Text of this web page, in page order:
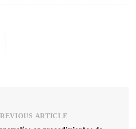
ARTICLE